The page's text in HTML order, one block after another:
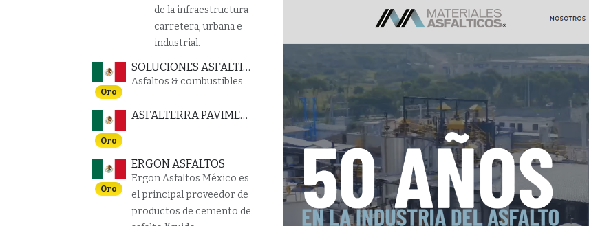
de la infraestructura
carretera, urbana e
industrial.
Oro
SOLUCIONES ASFALTICAS Y CONSULTORIA
Asfaltos & combustibles
Oro
ASFALTERRA PAVIMENTOS MEZCLAS ALTAMENTE ADHERIDAS
Oro
ERGON ASFALTOS
Ergon Asfaltos México es
el principal proveedor de
productos de cemento de